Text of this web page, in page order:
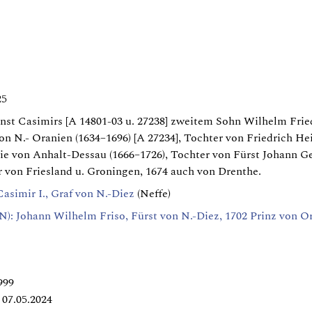
Casimirs [A 14801-03 u. 27238] zweitem Sohn Wilhelm
N.- Oranien (1634–1696) [A 27234], Tochter von Friedrich
von Anhalt-Dessau (1666–1726), Tochter von Fürst Johann
Friesland u. Groningen, 1674 auch von Drenthe.
I., Graf von N.-Diez (Neffe)
Johann Wilhelm Friso, Fürst von N.-Diez, 1702 Prinz von